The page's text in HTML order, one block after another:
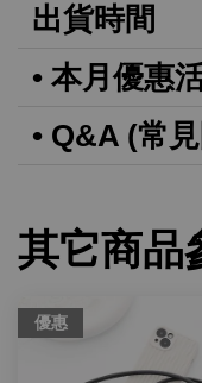
出貨時間
• 本月優惠
• Q&A (常
其它商品
優惠